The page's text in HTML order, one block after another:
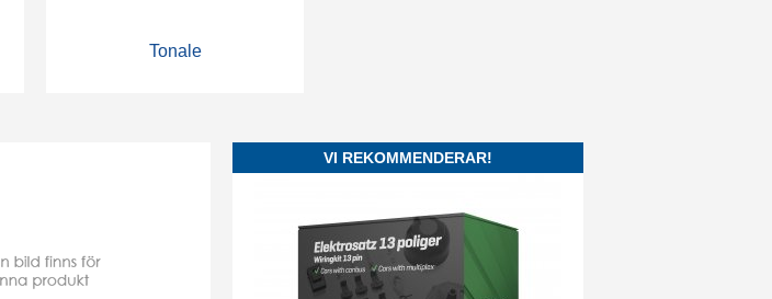
Tonale
VI REKOMMENDERAR!